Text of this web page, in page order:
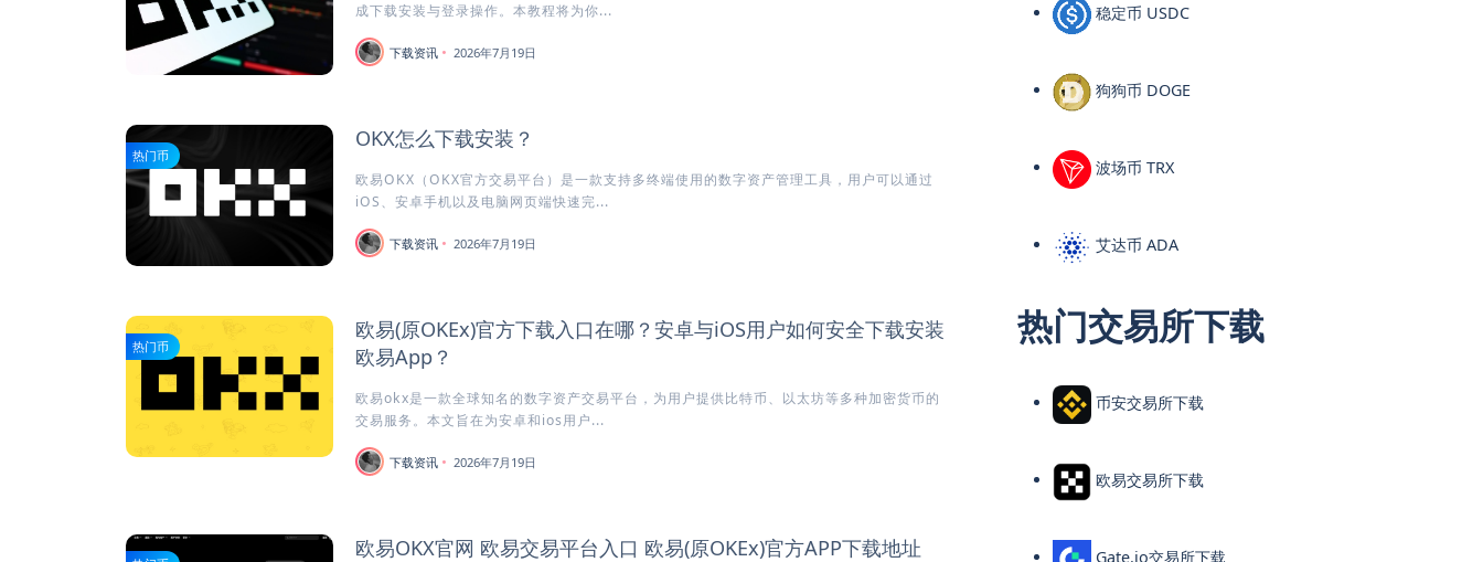
成下载安装与登录操作。本教程将为你...
下载资讯 2026年7月19日
热门币
OKX怎么下载安装？
欧易OKX（OKX官方交易平台）是一款支持多终端使用的数字资产管理工具，用户可以通过
iOS、安卓手机以及电脑网页端快速完...
下载资讯 2026年7月19日
热门币
欧易(原OKEx)官方下载入口在哪？安卓与iOS用户如何安全下载安装
欧易App？
欧易okx是一款全球知名的数字资产交易平台，为用户提供比特币、以太坊等多种加密货币的
交易服务。本文旨在为安卓和ios用户...
下载资讯 2026年7月19日
欧易OKX官网 欧易交易平台入口 欧易(原OKEx)官方APP下载地址
稳定币 USDC
狗狗币 DOGE
波场币 TRX
艾达币 ADA
热门交易所下载
币安交易所下载
欧易交易所下载
Gate.io交易所下载